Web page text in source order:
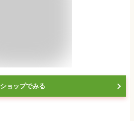
ショップでみる